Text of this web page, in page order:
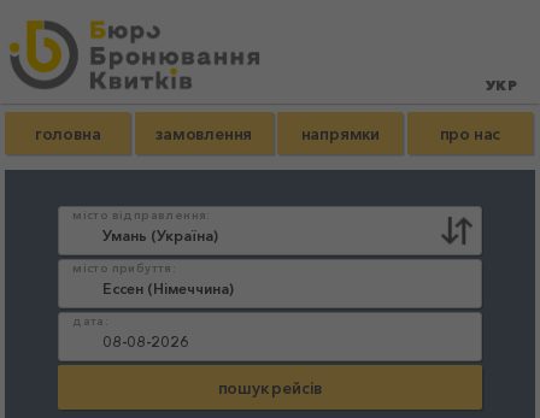
головна замовлення напрямки про нас
місто відправлення:
місто прибуття:
дата: